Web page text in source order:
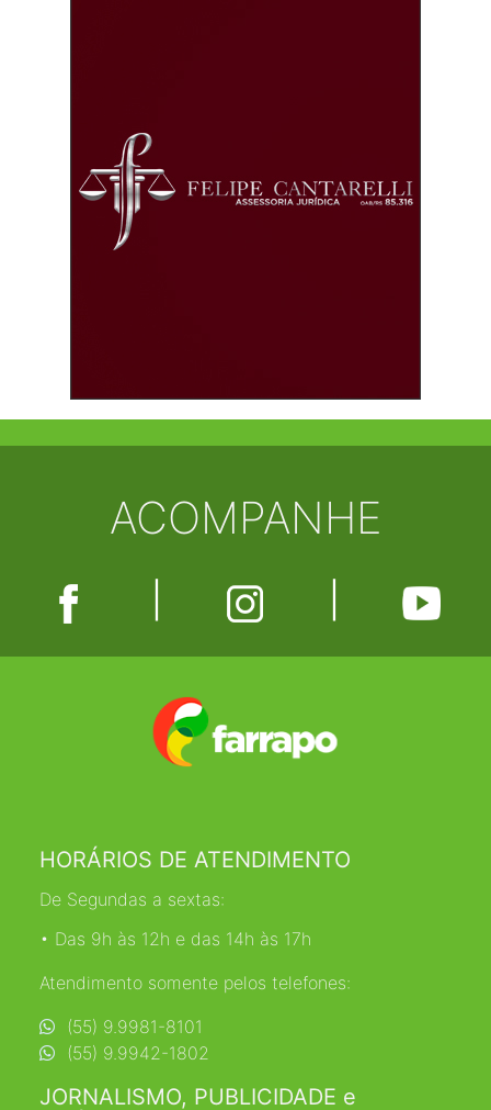
ACOMPANHE
HORÁRIOS DE ATENDIMENTO
De Segundas a sextas:
• Das 9h às 12h e das 14h às 17h
Atendimento somente pelos telefones:
(55) 9.9981-8101
(55) 9.9942-1802
JORNALISMO, PUBLICIDADE e